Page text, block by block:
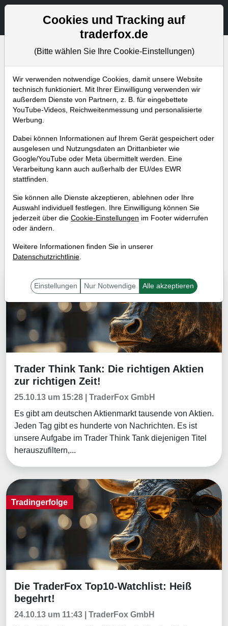
Aktien- und Artikelsuche
Blog
Abonniere jetzt unseren wöchentlichen
neuen Aktienanalysen oder
Weiterentwicklungen zu verpassen.
Alle ArtikelAktuellesWeekly BriefingTrader-Blog
Tradingerfolge
Tradingerfolge
Trader Think Tank: Die richtigen Aktien
zur richtigen Zeit!
25.10.13 um 15:28 | TraderFox GmbH
Es gibt am deutschen Aktienmarkt tausende von Aktien.
Jeden Tag gibt es hunderte von Nachrichten. Es ist
unsere Aufgabe im Trader Think Tank diejenigen Titel
herauszufiltern,...
Tradingerfolge
Tradingerfolge
Die TraderFox Top10-Watchlist: Heiß
begehrt!
24.10.13 um 11:43 | TraderFox GmbH
Cookies und Tracking auf
traderfox.de
(Bitte wählen Sie Ihre Cookie-Einstellungen)
Wir verwenden notwendige Cookies, damit unsere Website
technisch funktioniert. Mit Ihrer Einwilligung verwenden wir
außerdem Dienste von Partnern, z. B. für eingebettete
YouTube-Videos, Reichweitenmessung und personalisierte
Werbung.
Dabei können Informationen auf Ihrem Gerät gespeichert oder
ausgelesen und Nutzungsdaten an Drittanbieter wie
Google/YouTube oder Meta übermittelt werden. Eine
Verarbeitung kann auch außerhalb der EU/des EWR
stattfinden.
Sie können alle Dienste akzeptieren, ablehnen oder Ihre
Auswahl individuell festlegen. Ihre Einwilligung können Sie
jederzeit über die Cookie-Einstellungen im Footer widerrufen
oder ändern.
Weitere Informationen finden Sie in unserer
Datenschutzrichtlinie.
Einstellungen Nur Notwendige Alle akzeptieren